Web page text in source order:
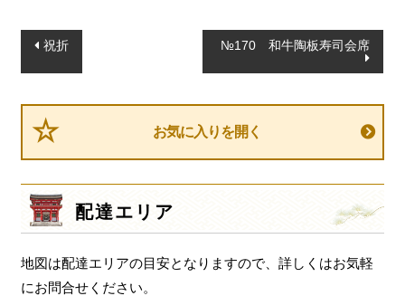
投
ゲ
ー
シ
ョ
祝折 №170 和牛陶板寿司会席
お気に入りを開く
配達エリア
地図は配達エリアの目安となりますので、詳しくはお気軽
にお問合せください。